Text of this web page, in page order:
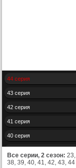
44 серия
43 серия
42 серия
41 серия
40 серия
38 серия
Все серии, 2 сезон:
38, 39, 40, 41, 42, 43,